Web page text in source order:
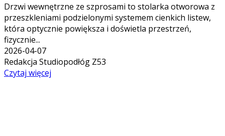
Drzwi wewnętrzne ze szprosami to stolarka otworowa z
przeszkleniami podzielonymi systemem cienkich listew,
która optycznie powiększa i doświetla przestrzeń,
fizycznie...
2026-04-07
Redakcja Studiopodłóg Z53
Czytaj więcej